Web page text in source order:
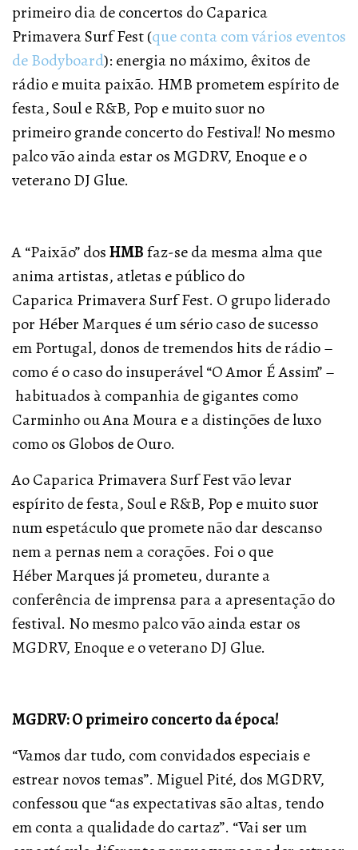
primeiro dia de concertos do Caparica
Primavera Surf Fest (que conta com vários eventos
de Bodyboard): energia no máximo, êxitos de
rádio e muita paixão. HMB prometem espírito de
festa, Soul e R&B, Pop e muito suor no
primeiro grande concerto do Festival! No mesmo
palco vão ainda estar os MGDRV, Enoque e o
veterano DJ Glue.
A “Paixão” dosHMBfaz-se da mesma alma que
anima artistas, atletas e público do
Caparica Primavera Surf Fest. O grupo liderado
por Héber Marques é um sério caso de sucesso
em Portugal, donos de tremendos hits de rádio –
como é o caso do insuperável “O Amor É Assim” –
habituados à companhia de gigantes como
Carminho ou Ana Moura e a distinções de luxo
como os Globos de Ouro.
Ao Caparica Primavera Surf Fest vão levar
espírito de festa, Soul e R&B, Pop e muito suor
num espetáculo que promete não dar descanso
nem a pernas nem a corações. Foi o que
Héber Marques já prometeu, durante a
conferência de imprensa para a apresentação do
festival. No mesmo palco vão ainda estar os
MGDRV, Enoque e o veterano DJ Glue.
MGDRV: O primeiro concerto da época!
“Vamos dar tudo, com convidados especiais e
estrear novos temas”. Miguel Pité, dos MGDRV,
confessou que “as expectativas são altas, tendo
em conta a qualidade do cartaz”. “Vai ser um